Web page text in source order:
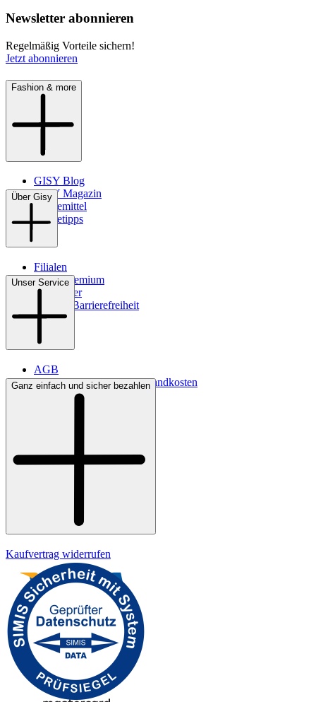
Newsletter abonnieren
Regelmäßig Vorteile sichern!
Jetzt abonnieren
Fashion & more
GISY Blog
GISY Magazin
Pflegemittel
Pflegetipps
Über Gisy
Filialen
WMS-Premium
Newsletter
Digitale Barrierefreiheit
Unser Service
AGB
Lieferbedingungen & Versandkosten
Bezahlung
Ganz einfach und sicher bezahlen
Kaufvertrag widerrufen